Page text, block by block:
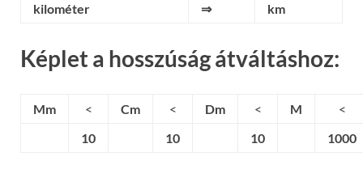
kilométer
⇒ km
Képlet a hosszúság átváltáshoz:
Mm < Cm < Dm < M
<
10
10 10 1000